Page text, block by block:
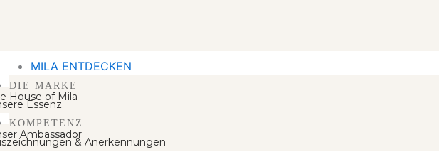
MILA ENTDECKEN
DIE MARKE
House of Mila
Essenz
KOMPETENZ
Ambassador
& Anerkennungen